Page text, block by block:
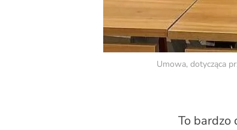
Umowa, dotycząca
To bardzo